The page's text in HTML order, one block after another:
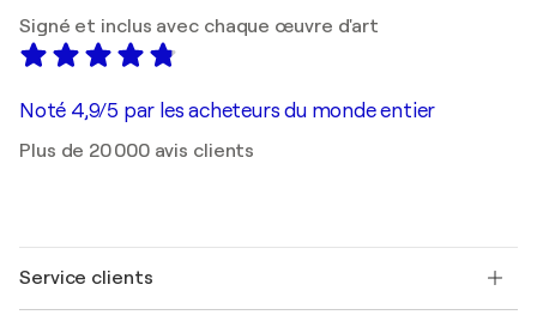
Signé et inclus avec chaque œuvre d'art
Noté 4,9/5 par les acheteurs du monde entier
Plus de 20 000 avis clients
Service clients